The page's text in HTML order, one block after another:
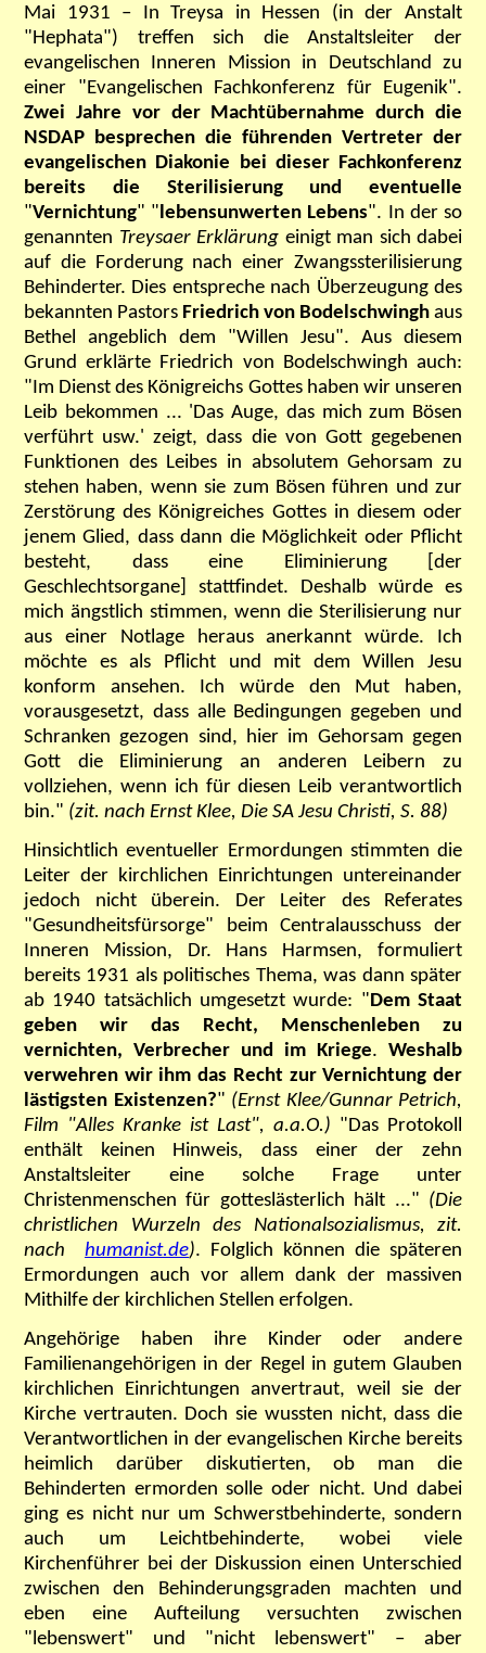
Mai 1931 – In Treysa in Hessen (in der Anstalt
"Hephata") treffen sich die Anstaltsleiter der
evangelischen Inneren Mission in Deutschland zu
einer "Evangelischen Fachkonferenz für Eugenik".
Zwei Jahre vor der Machtübernahme durch die
NSDAP besprechen die führenden Vertreter der
evangelischen Diakonie bei dieser Fachkonferenz
bereits die Sterilisierung und eventuelle
"Vernichtung" "lebensunwerten Lebens". In der so
genannten Treysaer Erklärung einigt man sich dabei
auf die Forderung nach einer Zwangssterilisierung
Behinderter. Dies entspreche nach Überzeugung des
bekannten Pastors Friedrich von Bodelschwingh aus
Bethel angeblich dem "Willen Jesu". Aus diesem
Grund erklärte Friedrich von Bodelschwingh auch:
"Im Dienst des Königreichs Gottes haben wir unseren
Leib bekommen ... 'Das Auge, das mich zum Bösen
verführt usw.' zeigt, dass die von Gott gegebenen
Funktionen des Leibes in absolutem Gehorsam zu
stehen haben, wenn sie zum Bösen führen und zur
Zerstörung des Königreiches Gottes in diesem oder
jenem Glied, dass dann die Möglichkeit oder Pflicht
besteht, dass eine Eliminierung [der
Geschlechtsorgane] stattfindet. Deshalb würde es
mich ängstlich stimmen, wenn die Sterilisierung nur
aus einer Notlage heraus anerkannt würde. Ich
möchte es als Pflicht und mit dem Willen Jesu
konform ansehen. Ich würde den Mut haben,
vorausgesetzt, dass alle Bedingungen gegeben und
Schranken gezogen sind, hier im Gehorsam gegen
Gott die Eliminierung an anderen Leibern zu
vollziehen, wenn ich für diesen Leib verantwortlich
bin." (zit. nach Ernst Klee, Die SA Jesu Christi, S. 88)
Hinsichtlich eventueller Ermordungen stimmten die
Leiter der kirchlichen Einrichtungen untereinander
jedoch nicht überein. Der Leiter des Referates
"Gesundheitsfürsorge" beim Centralausschuss der
Inneren Mission, Dr. Hans Harmsen, formuliert
bereits 1931 als politisches Thema, was dann später
ab 1940 tatsächlich umgesetzt wurde: "Dem Staat
geben wir das Recht, Menschenleben zu
vernichten, Verbrecher und im Kriege. Weshalb
verwehren wir ihm das Recht zur Vernichtung der
lästigsten Existenzen?" (Ernst Klee/Gunnar Petrich,
Film "Alles Kranke ist Last", a.a.O.) "Das Protokoll
enthält keinen Hinweis, dass einer der zehn
Anstaltsleiter eine solche Frage unter
Christenmenschen für gotteslästerlich hält ..." (Die
christlichen Wurzeln des Nationalsozialismus, zit.
nach humanist.de). Folglich können die späteren
Ermordungen auch vor allem dank der massiven
Mithilfe der kirchlichen Stellen erfolgen.
Angehörige haben ihre Kinder oder andere
Familienangehörigen in der Regel in gutem Glauben
kirchlichen Einrichtungen anvertraut, weil sie der
Kirche vertrauten. Doch sie wussten nicht, dass die
Verantwortlichen in der evangelischen Kirche bereits
heimlich darüber diskutierten, ob man die
Behinderten ermorden solle oder nicht. Und dabei
ging es nicht nur um Schwerstbehinderte, sondern
auch um Leichtbehinderte, wobei viele
Kirchenführer bei der Diskussion einen Unterschied
zwischen den Behinderungsgraden machten und
eben eine Aufteilung versuchten zwischen
"lebenswert" und "nicht lebenswert" – aber